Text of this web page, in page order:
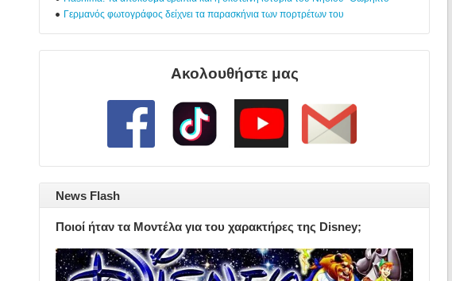
Γερμανός φωτογράφος δείχνει τα παρασκήνια των πορτρέτων του
Ακολουθήστε μας
News Flash
Ποιοί ήταν τα Μοντέλα για του χαρακτήρες της Disney;